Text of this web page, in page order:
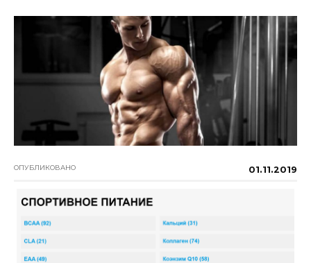
ОПУБЛИКОВАНО 01.11.2019